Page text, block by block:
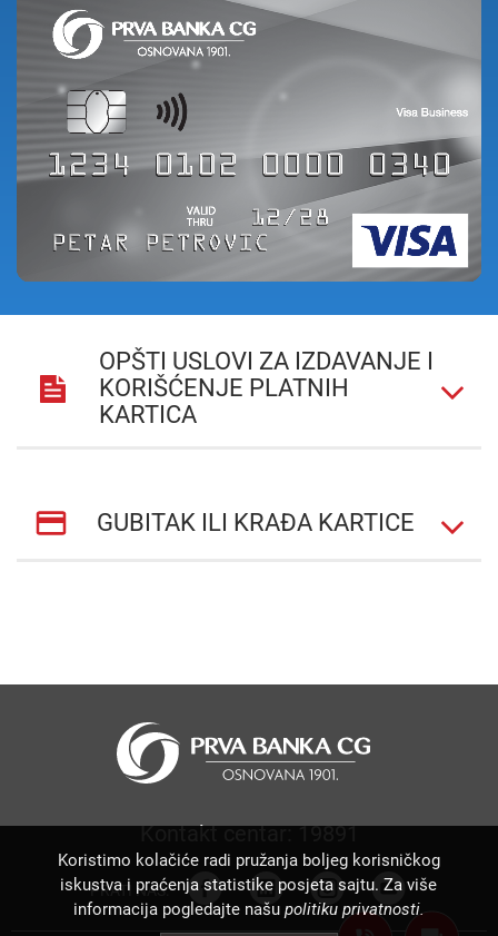
OPŠTI USLOVI ZA IZDAVANJE I
KORIŠĆENJE PLATNIH
KARTICA
GUBITAK ILI KRAĐA KARTICE
Koristimo kolačiće radi pružanja boljeg korisničkog
iskustva i praćenja statistike posjeta sajtu. Za više
informacija pogledajte našu politiku privatnosti.
Kontakt centar: 19891
PRATI NAS: